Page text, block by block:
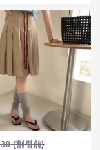
(割引前)